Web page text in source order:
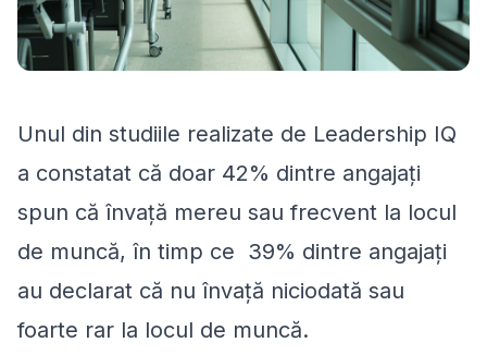
Unul din studiile realizate de Leadership IQ
a constatat că doar 42% dintre angajați
spun că învață mereu sau frecvent la locul
de muncă, în timp ce 39% dintre angajați
au declarat că nu învață niciodată sau
foarte rar la locul de muncă.